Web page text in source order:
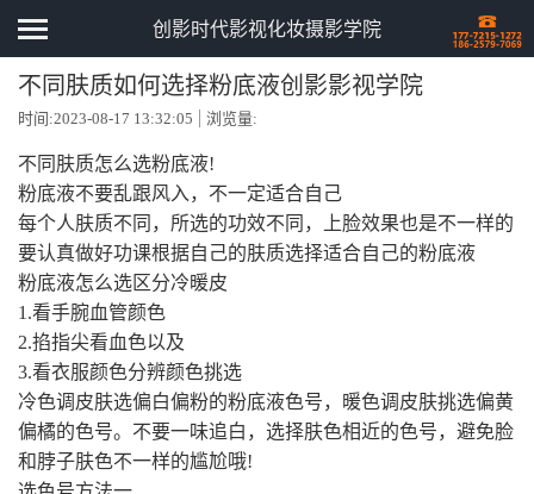
创影时代影视化妆摄影学院
不同肤质如何选择粉底液创影影视学院
时间:2023-08-17 13:32:05 浏览量:
不同肤质怎么选粉底液!
粉底液不要乱跟风入，不一定适合自己
每个人肤质不同，所选的功效不同，上脸效果也是不一样的
要认真做好功课根据自己的肤质选择适合自己的粉底液
粉底液怎么选区分冷暖皮
1.看手腕血管颜色
2.掐指尖看血色以及
3.看衣服颜色分辨颜色挑选
冷色调皮肤选偏白偏粉的粉底液色号，暖色调皮肤挑选偏黄
偏橘的色号。不要一味追白，选择肤色相近的色号，避免脸
和脖子肤色不一样的尴尬哦!